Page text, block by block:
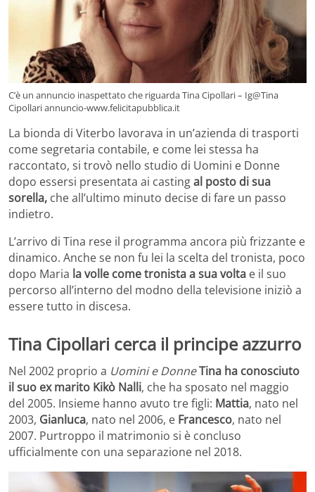
C’è un annuncio inaspettato che riguarda Tina Cipollari – Ig@Tina
Cipollari annuncio-www.felicitapubblica.it
La bionda di Viterbo lavorava in un’azienda di trasporti
come segretaria contabile, e come lei stessa ha
raccontato, si trovò nello studio di Uomini e Donne
dopo essersi presentata ai castingal posto di sua
sorella, che all’ultimo minuto decise di fare un passo
indietro.
L’arrivo di Tina rese il programma ancora più frizzante e
dinamico. Anche se non fu lei la scelta del tronista, poco
dopo Maria la volle come tronista a sua volta e il suo
percorso all’interno del modno della televisione iniziò a
essere tutto in discesa.
Tina Cipollari cerca il principe azzurro
Nel 2002 proprio a Uomini e DonneTina ha conosciuto
il suo ex marito Kikò Nalli, che ha sposato nel maggio
del 2005. Insieme hanno avuto tre figli: Mattia, nato nel
2003, Gianluca, nato nel 2006, e Francesco, nato nel
2007. Purtroppo il matrimonio si è concluso
ufficialmente con una separazione nel 2018.